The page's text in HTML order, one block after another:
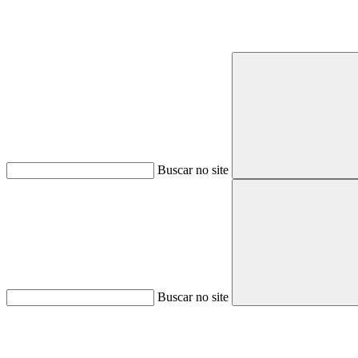
Buscar no site
Buscar no site